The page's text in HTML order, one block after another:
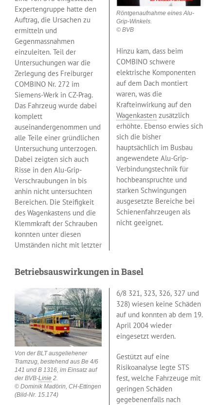
Expertengruppe hatte den
Auftrag, die Ursachen zu
ermitteln und
Gegenmassnahmen
einzuleiten. Teil der
Untersuchungen war die
Zerlegung des Freiburger
COMBINO Nr. 272 im
Siemens-Werk in CZ-Prag.
Das Fahrzeug wurde dabei
komplett
auseinandergenommen und
alle Teile einer gründlichen
Untersuchung unterzogen.
Dabei zeigten sich auch
Risse in den Alu-Grip-
Verschraubungen in bis
anhin nicht untersuchten
Bereichen. Die Steifigkeit
des Wagenkastens und die
Klemmkraft der Schrauben
konnten unter diesen
Umständen nicht mit letzter
Röntgenaufnahme eines Alu-
Grip-Winkels.
© BVB
Hinzu kam, dass beim
COMBINO schwere
elektrische Komponenten
auf dem Dach montiert
waren, was die
Krafteinwirkung auf den
Wagenkasten zusätzlich
erhöhte. Ebenso erwies sich
sich die bisher
hauptsächlich im Busbau
angewendete Alu-Grip-
Verbindungstechnik für
hochbeanspruchte und
starken Schwingungen
ausgesetzte Bereiche bei
Schienenfahrzeugen als
nicht geeignet.
Betriebsauswirkungen in Basel
Von der BLT ausgeliehener
Tramzug, bestehend aus Be 4/6
141 und B 1316, im Einsatz auf
der BVB-Linie 2.
© Dominik Madörin, CH-Ettingen
(Bild-Nr. 15.174)
6/8 321, 323, 326, 327 und
328) wiesen keine Schäden
auf und konnten ab dem 19.
April 2004 wieder
eingesetzt werden.
Gestützt auf eine
Risikoanalyse legte STS
fest, welche Fahrzeuge mit
geringen Schäden
gegebenenfalls nach